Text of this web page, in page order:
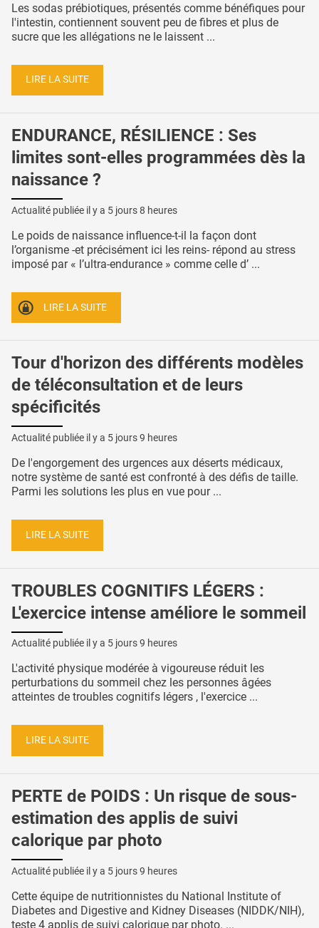
Les sodas prébiotiques, présentés comme bénéfiques pour
l'intestin, contiennent souvent peu de fibres et plus de
sucre que les allégations ne le laissent ...
LIRE LA SUITE
ENDURANCE, RÉSILIENCE : Ses
limites sont-elles programmées dès la
naissance ?
Actualité publiée il y a 5 jours 8 heures
Le poids de naissance influence-t-il la façon dont
l’organisme -et précisément ici les reins- répond au stress
imposé par « l’ultra-endurance » comme celle d’ ...
LIRE LA SUITE
Tour d'horizon des différents modèles
de téléconsultation et de leurs
spécificités
Actualité publiée il y a 5 jours 9 heures
De l'engorgement des urgences aux déserts médicaux,
notre système de santé est confronté à des défis de taille.
Parmi les solutions les plus en vue pour ...
LIRE LA SUITE
TROUBLES COGNITIFS LÉGERS :
L'exercice intense améliore le sommeil
Actualité publiée il y a 5 jours 9 heures
L'activité physique modérée à vigoureuse réduit les
perturbations du sommeil chez les personnes âgées
atteintes de troubles cognitifs légers , l'exercice ...
LIRE LA SUITE
PERTE de POIDS : Un risque de sous-
estimation des applis de suivi
calorique par photo
Actualité publiée il y a 5 jours 9 heures
Cette équipe de nutritionnistes du National Institute of
Diabetes and Digestive and Kidney Diseases (NIDDK/NIH),
teste 4 applis de suivi calorique par photo. ...